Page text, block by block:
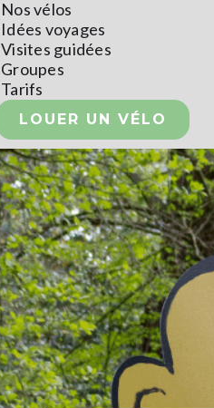
Nos vélos
Idées voyages
Visites guidées
Groupes
Tarifs
LOUER UN VÉLO